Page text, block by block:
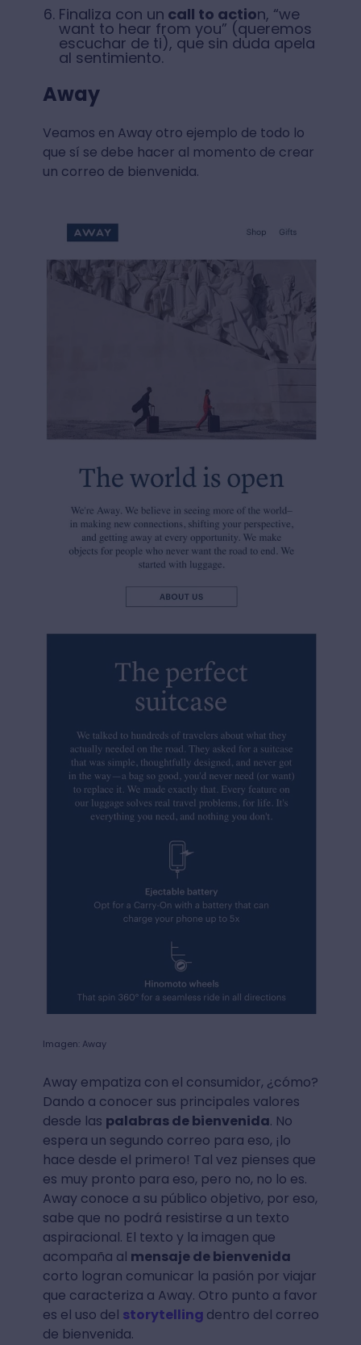
Finaliza con un call to action, “we
want to hear from you” (queremos
escuchar de ti), que sin duda apela
al sentimiento.
Away
Veamos en Away otro ejemplo de todo lo
que sí se debe hacer al momento de crear
un correo de bienvenida.
Imagen: Away
Away empatiza con el consumidor, ¿cómo?
Dando a conocer sus principales valores
desde las palabras de bienvenida. No
espera un segundo correo para eso, ¡lo
hace desde el primero! Tal vez pienses que
es muy pronto para eso, pero no, no lo es.
Away conoce a su público objetivo, por eso,
sabe que no podrá resistirse a un texto
aspiracional. El texto y la imagen que
acompaña al mensaje de bienvenida
corto logran comunicar la pasión por viajar
que caracteriza a Away. Otro punto a favor
es el uso del storytelling dentro del correo
de bienvenida.